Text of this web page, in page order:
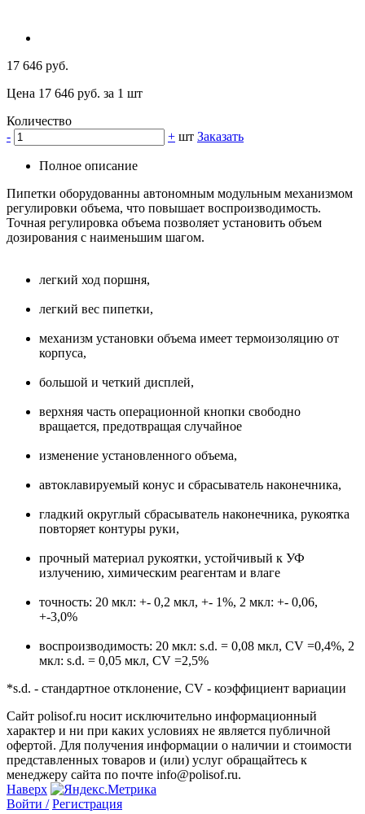
17 646 руб.
Цена 17 646 руб. за 1 шт
Количество
-
+ шт Заказать
Полное описание
Пипетки оборудованны автономным модульным механизмом
регулировки объема, что повышает воспроизводимость.
Точная регулировка объема позволяет установить объем
дозирования с наименьшим шагом.
легкий ход поршня,
легкий вес пипетки,
механизм установки объема имеет термоизоляцию от
корпуса,
большой и четкий дисплей,
верхняя часть операционной кнопки свободно
вращается, предотвращая случайное
изменение установленного объема,
автоклавируемый конус и сбрасыватель наконечника,
гладкий округлый сбрасыватель наконечника, рукоятка
повторяет контуры руки,
прочный материал рукоятки, устойчивый к УФ
излучению, химическим реагентам и влаге
точность: 20 мкл: +- 0,2 мкл, +- 1%, 2 мкл: +- 0,06,
+-3,0%
воспроизводимость: 20 мкл: s.d. = 0,08 мкл, CV =0,4%, 2
мкл: s.d. = 0,05 мкл, CV =2,5%
*s.d. - стандартное отклонение, CV - коэффициент вариации
Сайт polisof.ru носит исключительно информационный
характер и ни при каких условиях не является публичной
офертой. Для получения информации о наличии и стоимости
представленных товаров и (или) услуг обращайтесь к
менеджеру сайта по почте info@polisof.ru.
Наверх
Войти / Регистрация